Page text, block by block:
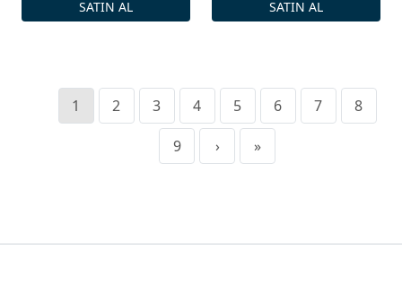
1 2 3 4 5 6 7 8
9 › »